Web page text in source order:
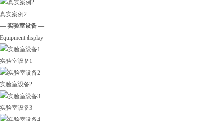
真实案例2
— 实验室设备 —
Equipment display
实验室设备1
实验室设备2
实验室设备3